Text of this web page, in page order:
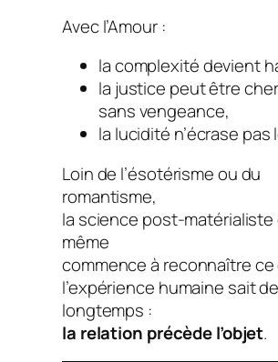
Avec l’Amour :
la complexité devient
la justice peut être
sans vengeance,
la lucidité n’écrase pas
Loin de l’ésotérisme ou du
romantisme,
la science post-matérialiste
même
commence à reconnaître ce
l’expérience humaine sait
longtemps :
la relation précède l’objet.